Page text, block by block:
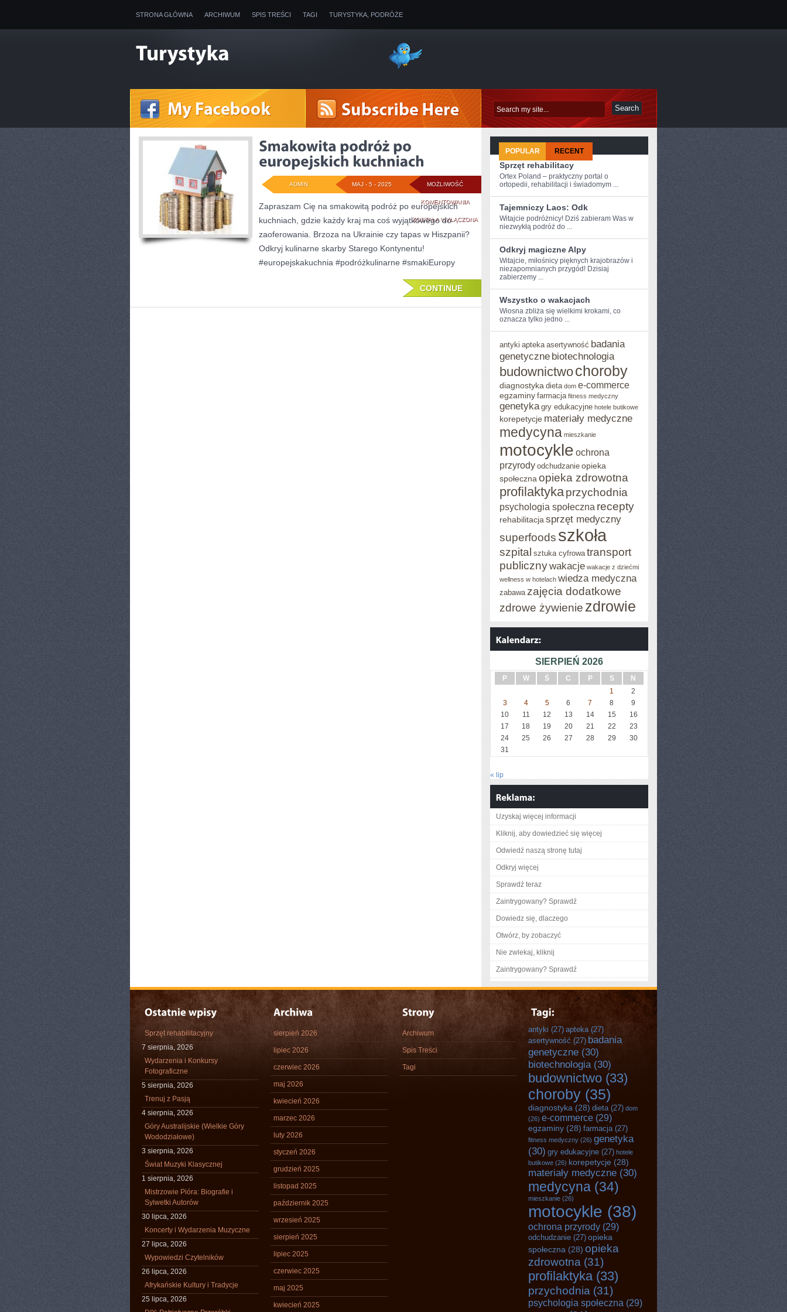
STRONA GŁÓWNA ARCHIWUM SPIS TREŚCI TAGI TURYSTYKA, PODRÓŻE
MOŻLIWOŚĆ
KOMENTOWANIASMAKOWITA
PODRÓŻ
PO
EUROPEJSKICH
KUCHNIACH
ZOSTAŁA WYŁĄCZONA
MAJ - 5 - 2025
ADMIN
Zapraszam Cię na smakowitą podróż po europejskich
kuchniach, gdzie każdy kraj ma coś wyjątkowego do
zaoferowania. Brzoza na Ukrainie czy tapas w Hiszpanii?
Odkryj kulinarne skarby Starego Kontynentu!
#europejskakuchnia #podróżkulinarne #smakiEuropy
CONTINUE
POPULAR RECENT
Sprzęt rehabilitacy
Ortex Poland – praktyczny portal o
ortopedii, rehabilitacji i świadomym ...
Tajemniczy Laos: Odk
Witajcie podróżnicy! Dziś zabieram Was ⁣w
niezwykłą podróż⁣ do ...
Odkryj magiczne Alpy
Witajcie, miłośnicy pięknych krajobrazów i
niezapomnianych przygód! Dzisiaj
zabierzemy ...
Wszystko o wakacjach
Wiosna zbliża się wielkimi krokami, co
oznacza tylko jedno ...
antyki apteka asertywność badania
genetyczne biotechnologia
budownictwochoroby
diagnostyka dieta dom e-commerce
egzaminy farmacja fitness medyczny
genetyka gry edukacyjne hotele butikowe
korepetycje materiały medyczne
medycyna mieszkanie
motocykle ochrona
przyrody odchudzanie opieka
społeczna opieka zdrowotna
profilaktykaprzychodnia
psychologia społeczna recepty
rehabilitacja sprzęt medyczny
superfoods szkoła
szpital sztuka cyfrowa transport
publicznywakacje wakacje z dziećmi
wellness w hotelach wiedza medyczna
zabawa zajęcia dodatkowe
zdrowe żywienie zdrowie
SIERPIEŃ 2026
P W Ś C P S
N
1
2
3
4 5 6 7 8
9
10
11 12 13 14 15
16
17
18 19 20 21 22
23
24
25 26 27 28 29
30
31
« lip
Uzyskaj więcej informacji
Kliknij, aby dowiedzieć się więcej
Odwiedź naszą stronę tutaj
Odkryj więcej
Sprawdź teraz
Zaintrygowany? Sprawdź
Dowiedz się, dlaczego
Otwórz, by zobaczyć
Nie zwlekaj, kliknij
Zaintrygowany? Sprawdź
Sprzęt rehabilitacyjny
7 sierpnia, 2026
Wydarzenia i Konkursy
Fotograficzne
5 sierpnia, 2026
Trenuj z Pasją
4 sierpnia, 2026
Góry Australijskie (Wielkie Góry
Wododziałowe)
3 sierpnia, 2026
Świat Muzyki Klasycznej
1 sierpnia, 2026
Mistrzowie Pióra: Biografie i
Sylwetki Autorów
30 lipca, 2026
Koncerty i Wydarzenia Muzyczne
27 lipca, 2026
Wypowiedzi Czytelników
26 lipca, 2026
Afrykańskie Kultury i Tradycje
25 lipca, 2026
sierpień 2026
lipiec 2026
czerwiec 2026
maj 2026
kwiecień 2026
marzec 2026
luty 2026
styczeń 2026
grudzień 2025
listopad 2025
październik 2025
wrzesień 2025
sierpień 2025
lipiec 2025
czerwiec 2025
maj 2025
kwiecień 2025
Archiwum
Spis Treści
Tagi
antyki (27) apteka(27)
asertywność (27) badania
genetyczne (30)
biotechnologia(30)
budownictwo (33)
choroby (35)
diagnostyka (28) dieta(27) dom
(26) e-commerce (29)
egzaminy (28) farmacja(27)
fitness medyczny (26) genetyka
(30) gry edukacyjne (27) hotele
butikowe (26) korepetycje (28)
materiały medyczne (30)
medycyna (34)
mieszkanie (26)
motocykle (38)
ochrona przyrody (29)
odchudzanie (27) opieka
społeczna (28) opieka
zdrowotna (31)
profilaktyka(33)
przychodnia (31)
psychologia społeczna (29)